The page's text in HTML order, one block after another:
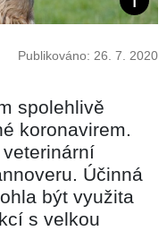
Publikováno: 26. 7. 2020
spolehlivě
koronavirem.
Účinná
být využita
s velkou